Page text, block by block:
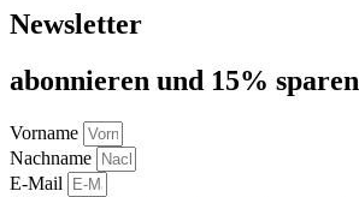
Newsletter
abon­nie­ren und 15% sparen
Vorname
Nachname
E-Mail